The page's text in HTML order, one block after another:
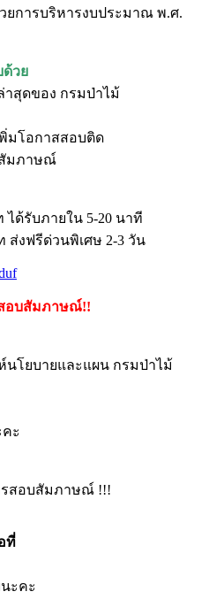
ยการบริหารงบประมาณ พ.ศ.
ด้วย
สุดของ กรมป่าไม้
มโอกาสสอบติด
สัมภาษณ์
ได้รับภายใน 5-20 นาที
ส่งฟรีด่วนพิเศษ 2-3 วัน
อบสัมภาษณ์!!
นโยบายและแผน กรมป่าไม้
ะ
รสอบสัมภาษณ์ !!!
ที่
ะคะ